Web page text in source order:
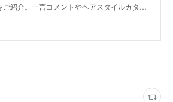
ご紹介。一言コメントやヘアスタイルカタ…